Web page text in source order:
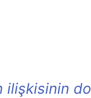
ilişkisinin